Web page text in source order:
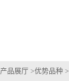
产品展厅 >优势品种 >